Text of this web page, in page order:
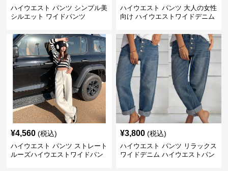
ハイウエスト パンツ シンプル美
シルエット ワイドパンツ
ハイウエスト パンツ 大人の女性
向け ハイウエストワイドデニム
¥4,560 (税込)
ハイウエスト パンツ ストレート
ルーズハイウエストワイドパン
¥3,800 (税込)
ハイウエスト パンツ リラックス
ワイドデニム ハイウエストパン